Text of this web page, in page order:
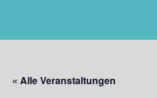
« Alle Veranstaltungen